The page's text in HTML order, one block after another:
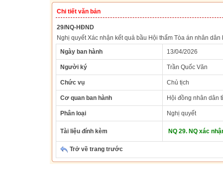
Chi tiết văn bản
29/NQ-HĐND
Nghị quyết Xác nhận kết quả bầu Hội thẩm Tòa án nhân
Ngày ban hành
13/04/2026
Người ký Trần Quốc Văn
Chức vụ Chủ tịch
Cơ quan ban hành Hội đồng nhân dân
Phân loại Nghị quyết
Tài liệu đính kèm NQ 29. NQ xác
Trở về trang trước